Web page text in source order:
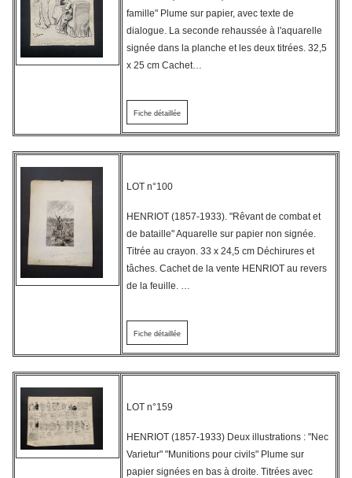
famille" Plume sur papier, avec texte de
dialogue. La seconde rehaussée à l'aquarelle
signée dans la planche et les deux titrées. 32,5
x 25 cm Cachet…
Fiche détaillée
LOT n°100
HENRIOT (1857-1933). "Rêvant de combat et
de bataille" Aquarelle sur papier non signée.
Titrée au crayon. 33 x 24,5 cm Déchirures et
tâches. Cachet de la vente HENRIOT au revers
de la feuille. …
Fiche détaillée
LOT n°159
HENRIOT (1857-1933) Deux illustrations : "Nec
Varietur" "Munitions pour civils" Plume sur
papier signées en bas à droite. Titrées avec